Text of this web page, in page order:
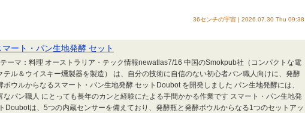
36センチの宇宙 | 2026.07.30 Thu 09:38
ート・パン生地発酵 セット
ーマ：料理 オーストラリア・テック情報newatlas7/16 中国のSmokpub社（コンパクトな電
テル＆ウイスキー燻製器を製造） は、自分の技術に自信のない初心者パン職人向けに、発酵
ボウルからなるスマート・パン生地発酵 セットDoubot を開発しました パン生地発酵には、
なパン職人 にとっても長年のカンと経験にたよる手間かかる作業です スマート・パン生地発
Doubotは、5つの内蔵センサーを備えており、発酵瓶と発酵ボウルからなる1つのセットアッ